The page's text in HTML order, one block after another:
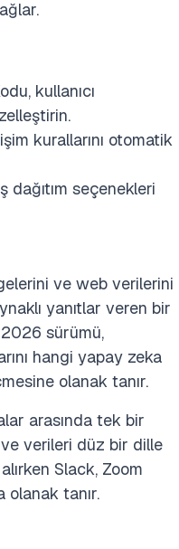
kullanıcı
kurallarını otomatik
dağıtım seçenekleri
ve web verilerini
yanıtlar veren bir
sürümü,
hangi yapay zeka
olanak tanır.
arasında tek bir
verileri düz bir dille
Slack, Zoom
olanak tanır.